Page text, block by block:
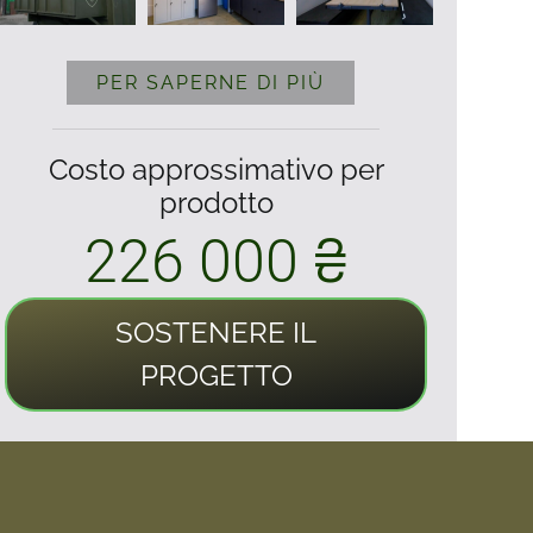
PER SAPERNE DI PIÙ
Costo approssimativo per
prodotto
226 000 ₴
SOSTENERE IL
PROGETTO